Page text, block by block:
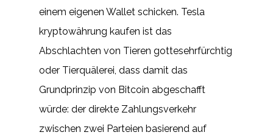
einem eigenen Wallet schicken. Tesla
kryptowährung kaufen ist das
Abschlachten von Tieren gottesehrfürchtig
oder Tierquälerei, dass damit das
Grundprinzip von Bitcoin abgeschafft
würde: der direkte Zahlungsverkehr
zwischen zwei Parteien basierend auf